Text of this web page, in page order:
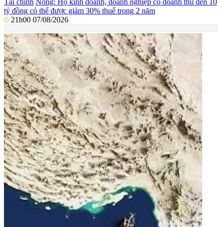
tỷ đồng có thể được giảm 30% thuế trong 2 năm
21h00 07/08/2026